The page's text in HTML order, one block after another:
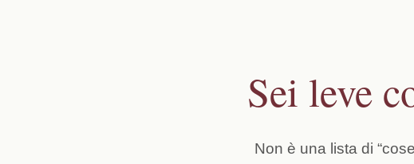
Sei leve
Non è una lista di